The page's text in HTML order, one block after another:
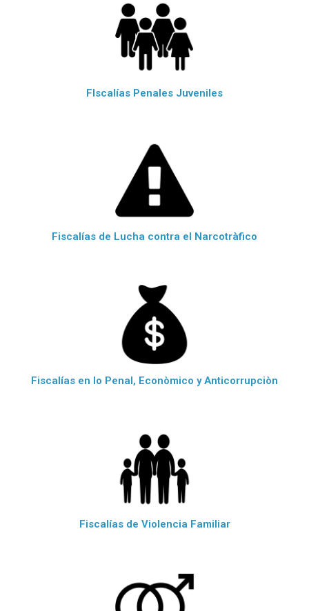
FIscalías Penales Juveniles
Fiscalías de Lucha contra el Narcotràfico
Fiscalías en lo Penal, Econòmico y Anticorrupciòn
Fiscalías de Violencia Familiar